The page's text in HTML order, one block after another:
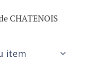
item